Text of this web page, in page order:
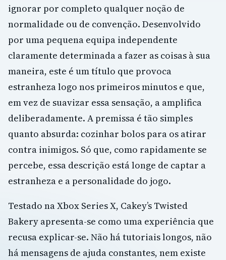
ignorar por completo qualquer noção de
normalidade ou de convenção. Desenvolvido
por uma pequena equipa independente
claramente determinada a fazer as coisas à sua
maneira, este é um título que provoca
estranheza logo nos primeiros minutos e que,
em vez de suavizar essa sensação, a amplifica
deliberadamente. A premissa é tão simples
quanto absurda: cozinhar bolos para os atirar
contra inimigos. Só que, como rapidamente se
percebe, essa descrição está longe de captar a
estranheza e a personalidade do jogo.
Testado na Xbox Series X, Cakey’s Twisted
Bakery apresenta-se como uma experiência que
recusa explicar-se. Não há tutoriais longos, não
há mensagens de ajuda constantes, nem existe